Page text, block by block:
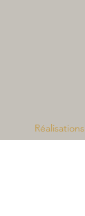
Réalisations